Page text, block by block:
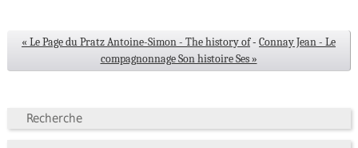
« Le Page du Pratz Antoine-Simon - The history of- Connay Jean - Le
compagnonnage Son histoire Ses »
Recherche